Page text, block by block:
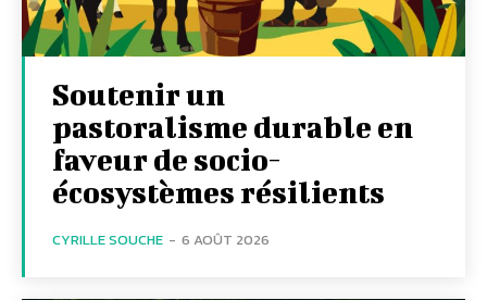
Soutenir un
pastoralisme durable en
faveur de socio-
écosystèmes résilients
CYRILLE SOUCHE - 6 AOÛT 2026